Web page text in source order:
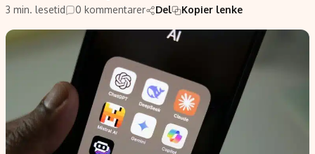
Kunstig intelligens
Infrastruktur
BitCoin
Retningslinjer
Personvernerklæring
Brukervilkår
Cookiepolicy
Retningslinjer for rettelser
3 min. lesetid
0 kommentarer Del Kopier lenke